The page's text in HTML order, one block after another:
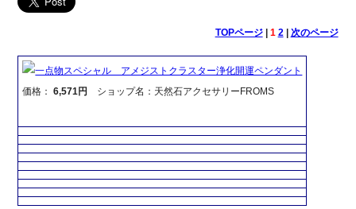
TOPページ| 1 2| 次のページ
一点物スペシャル アメジストクラスター浄化開運ペンダント
価格：6,571円 ショップ名：天然石アクセサリーFROMS